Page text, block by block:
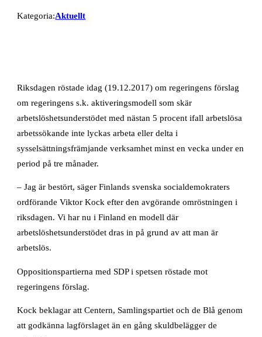
Kategoria:Aktuellt
Riksdagen röstade idag (19.12.2017) om regeringens förslag
om regeringens s.k. aktiveringsmodell som skär
arbetslöshetsunderstödet med nästan 5 procent ifall arbetslösa
arbetssökande inte lyckas arbeta eller delta i
sysselsättningsfrämjande verksamhet minst en vecka under en
period på tre månader.
– Jag är bestört, säger Finlands svenska socialdemokraters
ordförande Viktor Kock efter den avgörande omröstningen i
riksdagen. Vi har nu i Finland en modell där
arbetslöshetsunderstödet dras in på grund av att man är
arbetslös.
Oppositionspartierna med SDP i spetsen röstade mot
regeringens förslag.
Kock beklagar att Centern, Samlingspartiet och de Blå genom
att godkänna lagförslaget än en gång skuldbelägger de